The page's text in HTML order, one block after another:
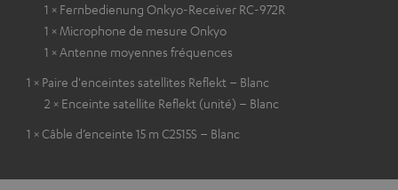
1 × Fernbedienung Onkyo-Receiver RC-972R
1 × Microphone de mesure Onkyo
1 × Antenne moyennes fréquences
1 × Paire d'enceintes satellites Reflekt – Blanc
2 × Enceinte satellite Reflekt (unité) – Blanc
1 × Câble d’enceinte 15 m C2515S – Blanc